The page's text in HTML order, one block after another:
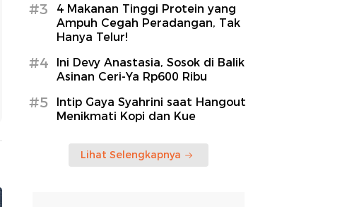
#3
4 Makanan Tinggi Protein yang
Ampuh Cegah Peradangan, Tak
Hanya Telur!
#4
Ini Devy Anastasia, Sosok di Balik
Asinan Ceri-Ya Rp600 Ribu
#5
Intip Gaya Syahrini saat Hangout
Menikmati Kopi dan Kue
Lihat Selengkapnya